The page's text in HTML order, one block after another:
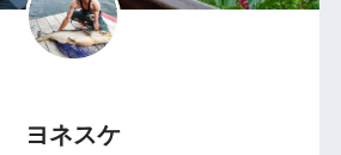
ヨネスケ